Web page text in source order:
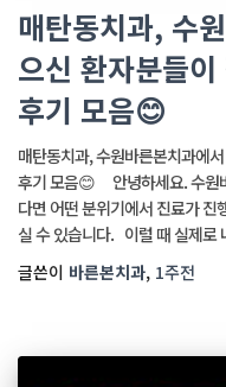
매탄동치과, 수
으신 환자분들
후기 모음😊
매탄동치과, 수원바른본치과에
후기 모음😊 안녕하세요. 수원
다면 어떤 분위기에서 진료가 진
실 수 있습니다. 이럴 때 실제로
글쓴이 바른본치과, 1주전